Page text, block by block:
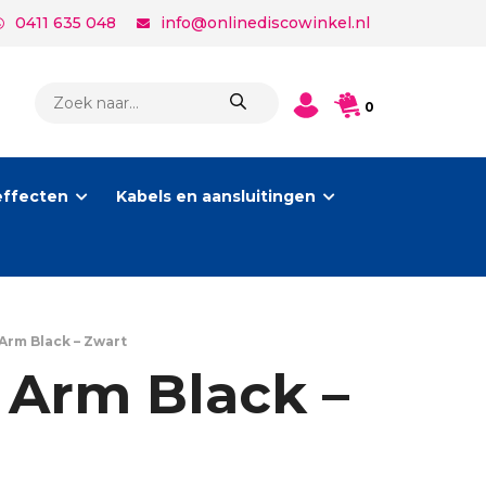
0411 635 048 info@onlinediscowinkel.nl
ZOEKEN
0
Kabels en aansluitingen
Black – Zwart
Black –